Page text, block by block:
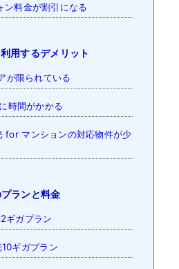
ン料金が割引になる
用するデメリット
が限られている
時間がかかる
for マンションの対応物件が少
ランと料金
ギガプラン
ギガプラン